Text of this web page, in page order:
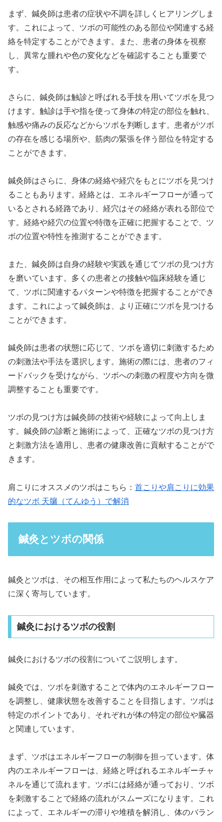
まず、鍼灸師は患者の症状や不調を詳しくヒアリングしま
す。これによって、ツボの可能性のある部位や関連する経
絡を特定することができます。また、患者の身体を視察
し、異常な腫れや色の変化などを確認することも重要で
す。
さらに、鍼灸師は触診と呼ばれる手技を用いてツボを見つ
けます。触診は手や指を使って身体の特定の部位を触れ、
触感や痛みの反応などからツボを判断します。患者がツボ
の存在を感じる場所や、筋肉の緊張を伴う部位を特定する
ことができます。
鍼灸師はさらに、身体の経絡や経穴をもとにツボを見つけ
ることもあります。経絡とは、エネルギーフローが通って
いるとされる経路であり、経穴はその経絡が表れる部位で
す。経絡や経穴の位置や特徴を正確に把握することで、ツ
ボの位置や特性を推測することができます。
また、鍼灸師は自身の経験や実践を通じてツボの見つけ方
を磨いています。多くの患者との接触や臨床経験を通じ
て、ツボに関連するパターンや特徴を把握することができ
ます。これによって鍼灸師は、より正確にツボを見つける
ことができます。
鍼灸師は患者の状態に応じて、ツボを適切に刺激するため
の刺激法や手法を選択します。施術の際には、患者のフィ
ードバックを受けながら、ツボへの刺激の程度や方向を微
調整することも重要です。
ツボの見つけ方は鍼灸師の技術や経験によって向上しま
す。鍼灸師の診断と施術によって、正確なツボの見つけ方
と刺激方法を適用し、患者の健康改善に貢献することがで
きます。
肩こりにオススメのツボはこちら： 首こりや肩こりに効果
的なツボ 天牖（てんゆう）で解消
鍼灸とツボの関係
鍼灸とツボは、その相互作用によって私たちのヘルスケア
に深く寄与しています。
鍼灸におけるツボの役割
鍼灸におけるツボの役割についてご説明します。
鍼灸では、ツボを刺激することで体内のエネルギーフロー
を調整し、健康状態を改善することを目指します。ツボは
特定のポイントであり、それぞれが体の特定の部位や臓器
と関連しています。
まず、ツボはエネルギーフローの制御を担っています。体
内のエネルギーフローは、経絡と呼ばれるエネルギーチャ
ネルを通じて流れます。ツボには経絡が通っており、ツボ
を刺激することで経絡の流れがスムーズになります。これ
によって、エネルギーの滞りや堆積を解消し、体のバラン